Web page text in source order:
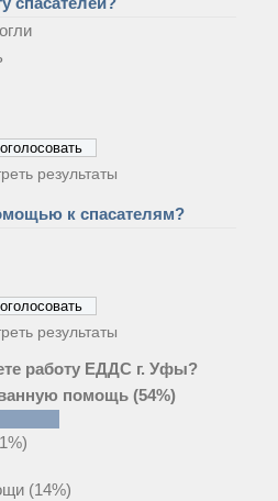
результаты
к спасателям?
результаты
работу ЕДДС г. Уфы?
помощь (54%)
(14%)